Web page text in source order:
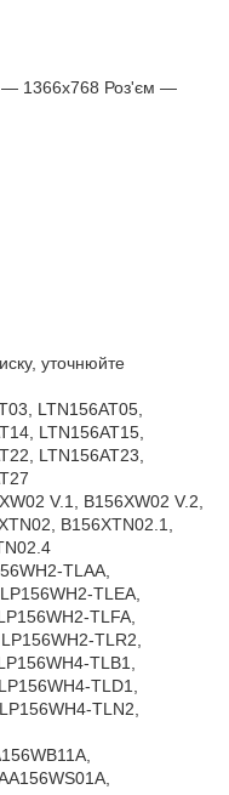
— 1366х768 Роз'єм —
уточнюйте
LTN156AT05,
LTN156AT15,
LTN156AT23,
V.1, B156XW02 V.2,
B156XTN02.1,
TLAA,
TLEA,
TLFA,
TLR2,
TLB1,
TLD1,
TLN2,